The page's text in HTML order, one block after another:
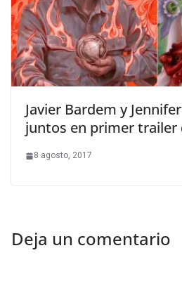
Javier Bardem y
juntos en primer trailer
8 agosto, 2017
Deja un comentario